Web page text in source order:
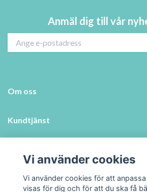
Anmäl dig till vår
Om oss
Kundtjänst
Sociala medier
Vi använder cookies
Vi använder cookies för att
visas för dig och för att du ska få